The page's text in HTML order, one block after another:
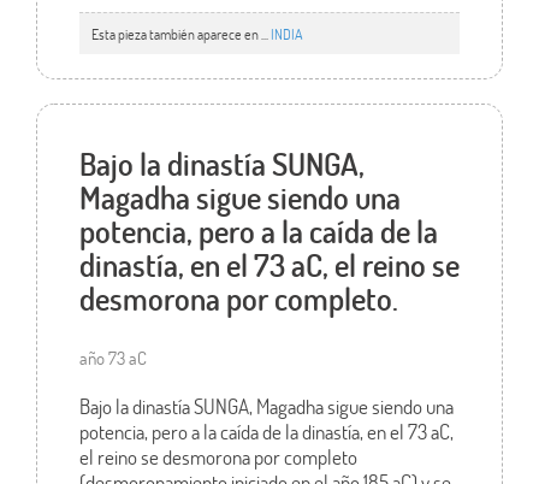
Esta pieza también aparece en ... INDIA
Bajo la dinastía SUNGA,
Magadha sigue siendo una
potencia, pero a la caída de la
dinastía, en el 73 aC, el reino se
desmorona por completo.
año 73 aC
Bajo la dinastía SUNGA, Magadha sigue siendo una
potencia, pero a la caída de la dinastía, en el 73 aC,
el reino se desmorona por completo